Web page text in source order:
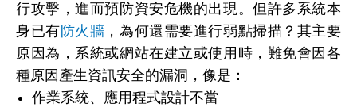
行攻擊，進而預防資安危機的出現。但許多系統本
身已有 防火牆 ，為何還需要進行弱點掃描？其主要
原因為，系統或網站在建立或使用時，難免會因各
種原因產生資訊安全的漏洞，像是：
作業系統、應用程式設計不當